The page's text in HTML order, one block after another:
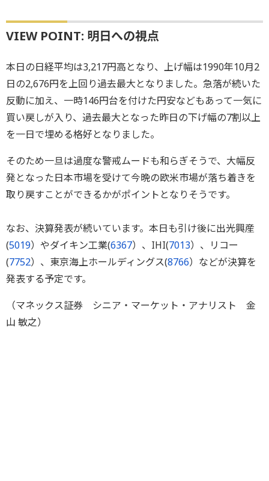
VIEW POINT: 明日への視点
本日の日経平均は3,217円高となり、上げ幅は1990年10月2
日の2,676円を上回り過去最大となりました。急落が続いた
反動に加え、一時146円台を付けた円安などもあって一気に
買い戻しが入り、過去最大となった昨日の下げ幅の7割以上
を一日で埋める格好となりました。
そのため一旦は過度な警戒ムードも和らぎそうで、大幅反
発となった日本市場を受けて今晩の欧米市場が落ち着きを
取り戻すことができるかがポイントとなりそうです。
なお、決算発表が続いています。本日も引け後に出光興産
(5019）やダイキン工業(6367）、IHI(7013）、リコー
(7752）、東京海上ホールディングス(8766）などが決算を
発表する予定です。
（マネックス証券 シニア・マーケット・アナリスト 金
山 敏之）